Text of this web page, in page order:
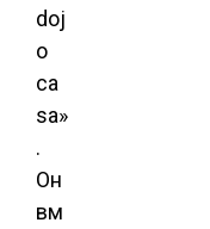
doj
o
ca
sa»
.
Он
вм